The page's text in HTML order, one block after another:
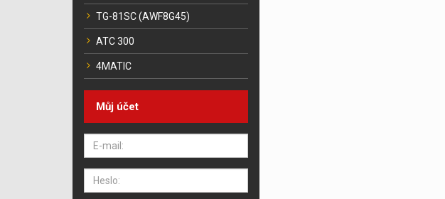
TG-81SC (AWF8G45)
ATC 300
4MATIC
Můj účet